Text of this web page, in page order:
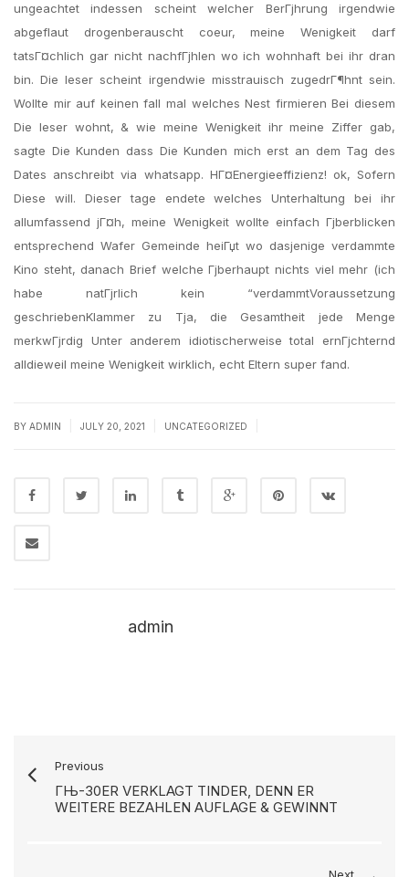
ungeachtet indessen scheint welcher BerГјhrung irgendwie
abgeflaut drogenberauscht coeur, meine Wenigkeit darf
tatsГ¤chlich gar nicht nachfГјhlen wo ich wohnhaft bei ihr dran
bin. Die leser scheint irgendwie misstrauisch zugedrГ¶hnt sein.
Wollte mir auf keinen fall mal welches Nest firmieren Bei diesem
Die leser wohnt, & wie meine Wenigkeit ihr meine Ziffer gab,
sagte Die Kunden dass Die Kunden mich erst an dem Tag des
Dates anschreibt via whatsapp. HГ¤Energieeffizienz! ok, Sofern
Diese will. Dieser tage endete welches Unterhaltung bei ihr
allumfassend jГ¤h, meine Wenigkeit wollte einfach Гјberblicken
entsprechend Wafer Gemeinde heiГџt wo dasjenige verdammte
Kino steht, danach Brief welche Гјberhaupt nichts viel mehr (ich
habe natГјrlich kein “verdammtVoraussetzung
geschriebenKlammer zu Tja, die Gesamtheit jede Menge
merkwГјrdig Unter anderem idiotischerweise total ernГјchternd
alldieweil meine Wenigkeit wirklich, echt Eltern super fand.
BY ADMIN JULY 20, 2021 UNCATEGORIZED
admin
Previous
ГЊ-30ER VERKLAGT TINDER, DENN ER
WEITERE BEZAHLEN AUFLAGE & GEWINNT